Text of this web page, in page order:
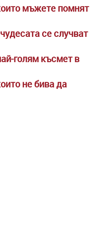
мъжете помнят
се случват
голям късмет в
не бива да